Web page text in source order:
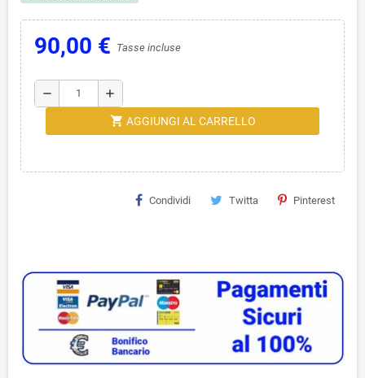
90,00 € Tasse incluse
remove add
shopping_cart AGGIUNGI AL CARRELLO
Condividi Twitta Pinterest